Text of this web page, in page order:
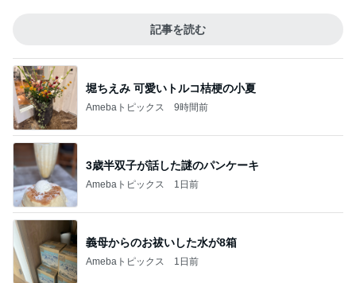
記事を読む
堀ちえみ 可愛いトルコ桔梗の小夏
Amebaトピックス 9時間前
3歳半双子が話した謎のパンケーキ
Amebaトピックス 1日前
義母からのお祓いした水が8箱
Amebaトピックス 1日前